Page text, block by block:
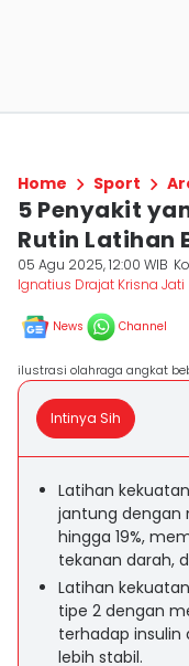
Home Sport
5 Penyakit
Rutin Latihan
05 Agu 2025, 12:00 WIB
Ignatius Drajat Krisna Jati
News Channel
ilustrasi olahraga angkat
Intinya Sih
Latihan
jantung dengan
hingga 19%,
tekanan darah,
Latihan
tipe 2 dengan
terhadap insulin
lebih stabil.